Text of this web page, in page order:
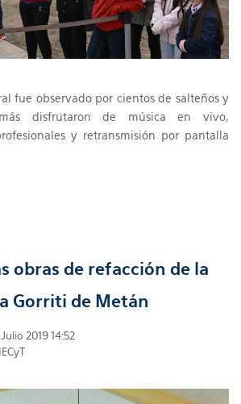
fue observado por cientos de salteños y
disfrutaron de música en vivo,
y retransmisión por pantalla
obras de refacción de la
Gorriti de Metán
2019 14:52